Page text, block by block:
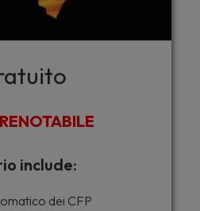
include:
dei CFP